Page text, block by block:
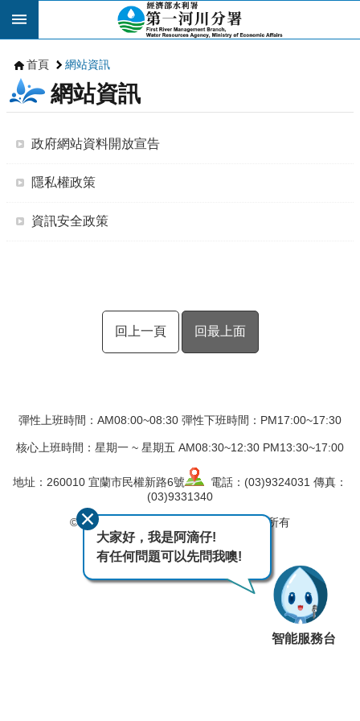
跳到主要內容區塊
首頁 網站資訊
網站資訊
政府網站資料開放宣告
隱私權政策
資訊安全政策
回上一頁 回最上面
彈性上班時間：AM08:00~08:30 彈性下班時間：PM17:00~17:30
核心上班時間：星期一 ~ 星期五 AM08:30~12:30 PM13:30~17:00
地址：260010 宜蘭市民權新路6號
電話：(03)9324031 傳真：
(03)9331340
© 2017 經濟部水利署第一河川分署版權所有
最後異動日期 115-08-06
大家好，我是阿滴仔!
有任何問題可以先問我噢!
智能服務台